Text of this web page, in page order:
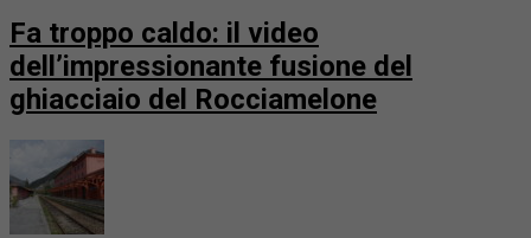
Fa troppo caldo: il video
dell’impressionante fusione del
ghiacciaio del Rocciamelone